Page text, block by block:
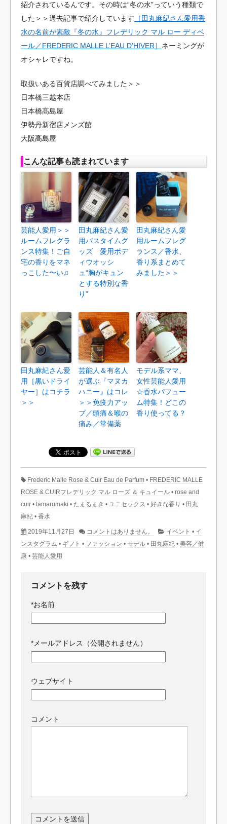
紹介されているんです。その時は“冬の水”っていう種類で
した＞＞過去記事で紹介しています ［田丸麻紀さん愛用香
水の名前が素敵『冬の水』フレデリック マル ロー ディベ
ール／FREDERIC MALLE L’EAU D’HIVER］ ネーミングが
オシャレですね。
取扱いある百貨店調べてみました＞＞
日本橋三越本店
日本橋髙島屋
伊勢丹新宿店メンズ館
大阪髙島屋
こんな記事も読まれています
芸能人愛用＞＞
ルームフレグラ
ンス特集！ご自
宅の香りをマネ
っこした〜い♫
田丸麻紀さん愛
用バスタイムグ
ッズ 愛用ボデ
ィウオッシ
ュ“胸がキュン
とする特別な香
り”
田丸麻紀さん愛
用ルームフレグ
ランス／香水、
香り系まとめて
みました＞＞
田丸麻紀さん愛
用［黒いドライ
ヤー］はコチラ
＞＞
芸能人＆有名人
が選ぶ『マヌカ
ハニー』はコレ
＞＞免疫力アッ
プ／頭痛＆喉の
痛み／常備薬
モデル系ママ、
女性芸能人愛用
☆香水パフュー
ム特集！どこの
香り使ってる？
Frederic Malle Rose & Cuir Eau de Parfum • FREDERIC MALLE
ROSE & CUIRフレデリック マル ローズ ＆ キュイール • rose and
cuir • tamarumaki • たまるまき • ユニセックス • 好きな香り • 田丸
麻紀 • 香水
2019年11月27日 コメントはありません。 イベント • イ
ンスタグラム • ギフト • ファッション • モデル • 田丸麻紀 • 美容／健
康 • 芸能人愛用
コメントを残す
*お名前
* メールアドレス（公開されません）
ウェブサイト
コメント